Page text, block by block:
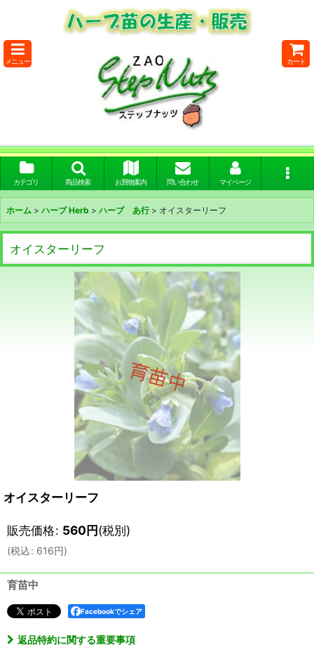
メニュー カート
カテゴリ 商品検索 お買物案内 問い合わせ マイページ
ホーム > ハーブ Herb > ハーブ あ行 > オイスターリーフ
オイスターリーフ
オイスターリーフ
販売価格: 560円(税別)
(税込: 616円)
育苗中
Facebookでシェア
返品特約に関する重要事項